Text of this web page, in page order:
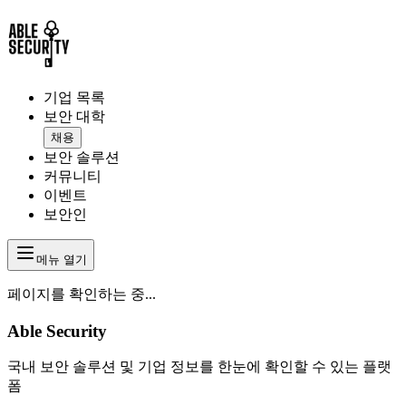
기업 목록
보안 대학
채용
보안 솔루션
커뮤니티
이벤트
보안인
메뉴 열기
페이지를 확인하는 중...
Able Security
국내 보안 솔루션 및 기업 정보를 한눈에 확인할 수 있는 플랫
폼